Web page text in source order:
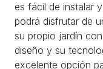
es fácil de instalar
podrá disfrutar de
su propio jardín
diseño y su
excelente opción